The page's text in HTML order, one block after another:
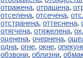
отражена, отращена,
отселена, отсечена,
отстранена, оттеснена,
отягчена, отяжелена,
оценена, очернена,
одна, огне, окне,
обзвони, облизни,